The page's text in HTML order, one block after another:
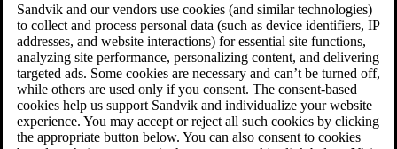
Sandvik and our vendors use cookies (and similar technologies)
to collect and process personal data (such as device identifiers, IP
addresses, and website interactions) for essential site functions,
analyzing site performance, personalizing content, and delivering
targeted ads. Some cookies are necessary and can’t be turned off,
while others are used only if you consent. The consent-based
cookies help us support Sandvik and individualize your website
experience. You may accept or reject all such cookies by clicking
the appropriate button below. You can also consent to cookies